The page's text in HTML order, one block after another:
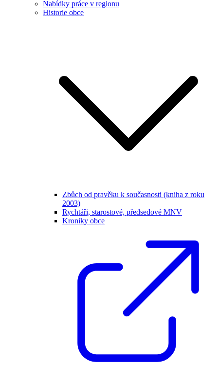
Nabídky práce v regionu
Historie obce
Zbůch od pravěku k současnosti (kniha z roku
2003)
Rychtáři, starostové, předsedové MNV
Kroniky obce